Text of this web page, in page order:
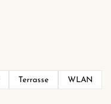
Terrasse WLAN